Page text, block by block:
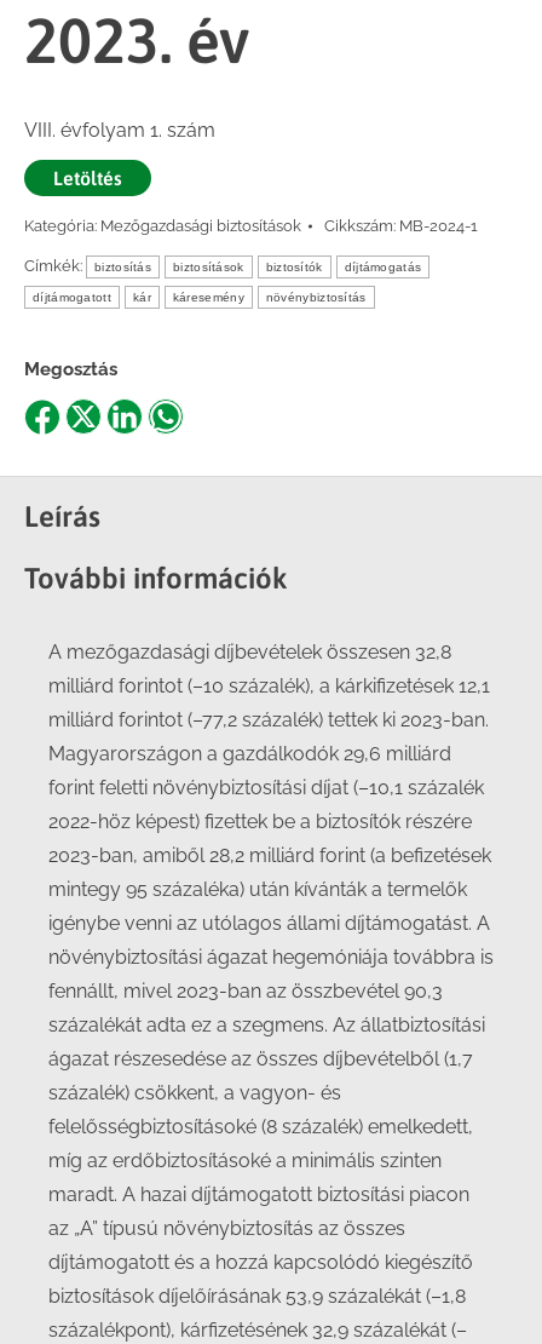
2023. év
VIII. évfolyam 1. szám
Letöltés
Kategória: Mezőgazdasági biztosítások Cikkszám: MB-2024-1
Címkék: biztosítás biztosítások biztosítók díjtámogatás
díjtámogatott kár káresemény növénybiztosítás
Megosztás
Share
Facebook
Share
X
ShareShare
Leírás
További információk
A mezőgazdasági díjbevételek összesen 32,8
milliárd forintot (–10 százalék), a kárkifizetések 12,1
milliárd forintot (–77,2 százalék) tettek ki 2023-ban.
Magyarországon a gazdálkodók 29,6 milliárd
forint feletti növénybiztosítási díjat (–10,1 százalék
2022-höz képest) fizettek be a biztosítók részére
2023-ban, amiből 28,2 milliárd forint (a befizetések
mintegy 95 százaléka) után kívánták a termelők
igénybe venni az utólagos állami díjtámogatást. A
növénybiztosítási ágazat hegemóniája továbbra is
fennállt, mivel 2023-ban az összbevétel 90,3
százalékát adta ez a szegmens. Az állatbiztosítási
ágazat részesedése az összes díjbevételből (1,7
százalék) csökkent, a vagyon- és
felelősségbiztosításoké (8 százalék) emelkedett,
míg az erdőbiztosításoké a minimális szinten
maradt. A hazai díjtámogatott biztosítási piacon
az „A” típusú növénybiztosítás az összes
díjtámogatott és a hozzá kapcsolódó kiegészítő
biztosítások díjelőírásának 53,9 százalékát (–1,8
százalékpont), kárfizetésének 32,9 százalékát (–